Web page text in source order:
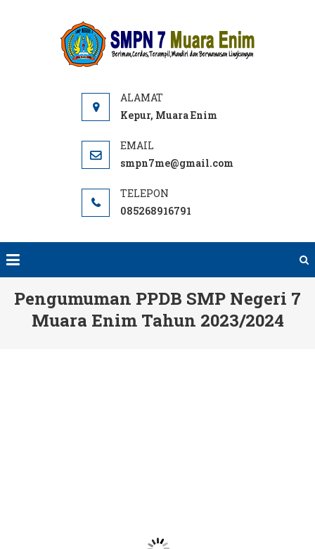
Kepur, Muara Enim
smpn7me@gmail.com
085268916791
Pengumuman PPDB SMP Negeri 7
Muara Enim Tahun 2023/2024